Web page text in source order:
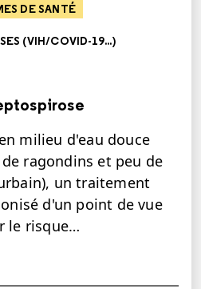
DE SANTÉ
(VIH/COVID-19...)
milieu d'eau douce
ragondins et peu de
un traitement
d'un point de vue
le risque…